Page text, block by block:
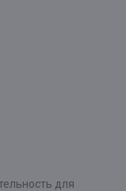
для